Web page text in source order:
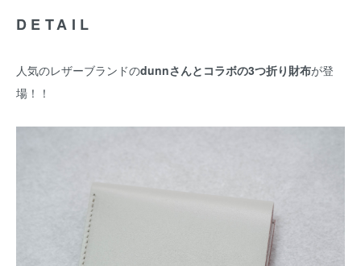
DETAIL
人気のレザーブランドのdunnさんとコラボの3つ折り財布が登
場！！